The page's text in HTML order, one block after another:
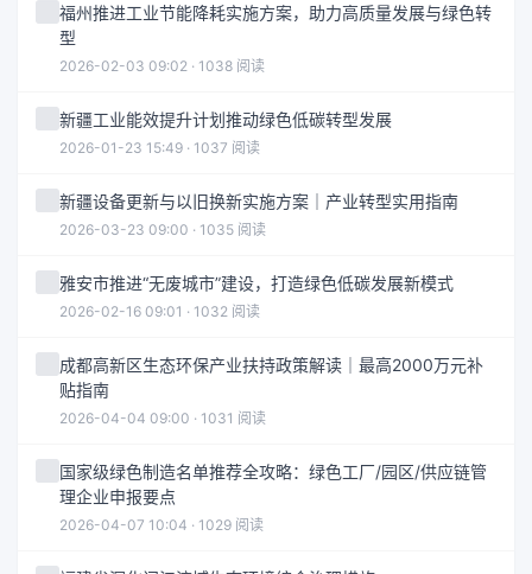
福州推进工业节能降耗实施方案，助力高质量发展与绿色转
型
2026-02-03 09:02 · 1038 阅读
新疆工业能效提升计划推动绿色低碳转型发展
2026-01-23 15:49 · 1037 阅读
新疆设备更新与以旧换新实施方案｜产业转型实用指南
2026-03-23 09:00 · 1035 阅读
雅安市推进“无废城市”建设，打造绿色低碳发展新模式
2026-02-16 09:01 · 1032 阅读
成都高新区生态环保产业扶持政策解读｜最高2000万元补
贴指南
2026-04-04 09:00 · 1031 阅读
国家级绿色制造名单推荐全攻略：绿色工厂/园区/供应链管
理企业申报要点
2026-04-07 10:04 · 1029 阅读